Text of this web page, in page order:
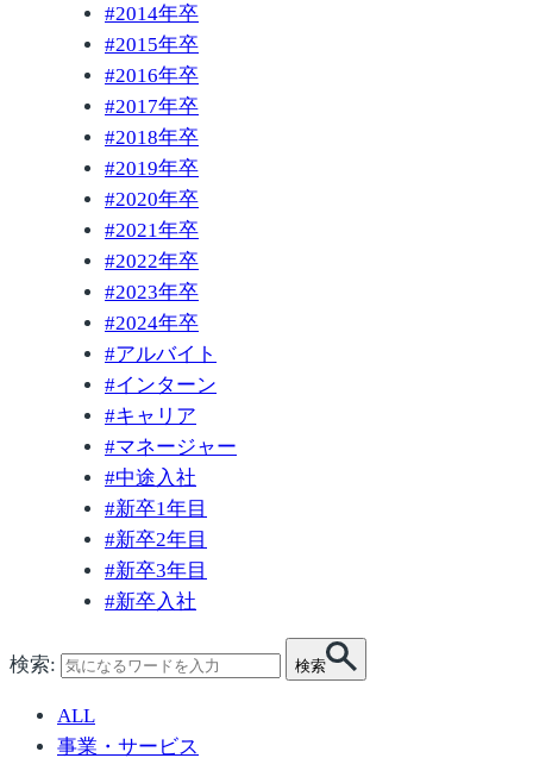
#2014年卒
#2015年卒
#2016年卒
#2017年卒
#2018年卒
#2019年卒
#2020年卒
#2021年卒
#2022年卒
#2023年卒
#2024年卒
#アルバイト
#インターン
#キャリア
#マネージャー
#中途入社
#新卒1年目
#新卒2年目
#新卒3年目
#新卒入社
検索: 検索
ALL
事業・サービス